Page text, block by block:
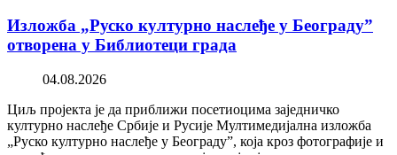
Изложба „Руско културно наслеђе у Београду”
отворена у Библиотеци града
04.08.2026
Циљ пројекта је да приближи посетиоцима заједничко
културно наслеђе Србије и Русије Мултимедијална изложба
„Руско културно наслеђе у Београду”, која кроз фотографије и